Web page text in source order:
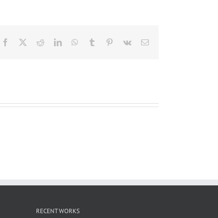
Facebook RedditLinkedInWhatsApp
Tumblr Pinterest
Vk
電
RECENT WORKS